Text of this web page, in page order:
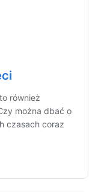
również
można dbać o
czasach coraz